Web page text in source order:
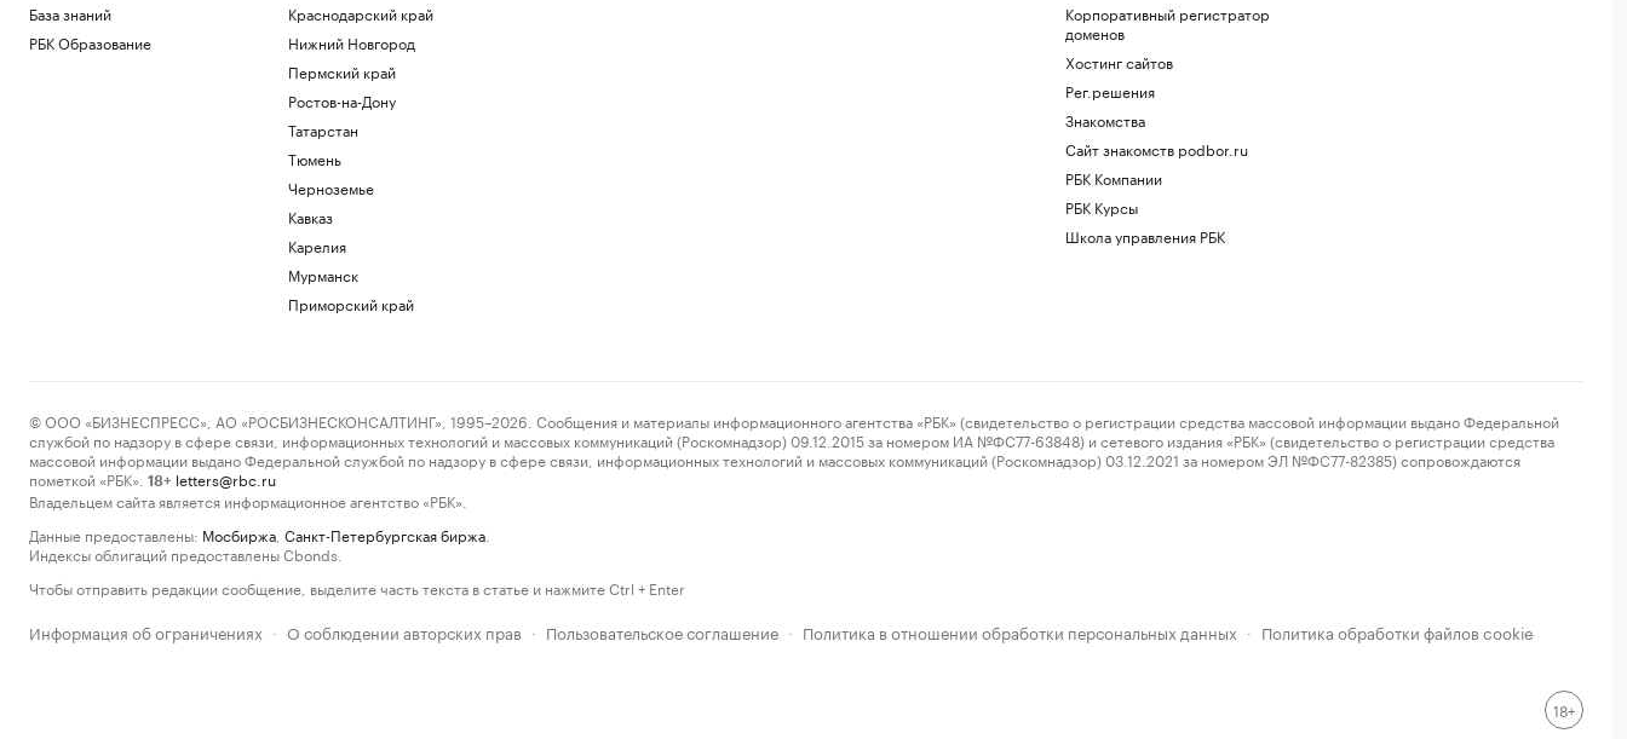
База знаний
РБК Образование
Краснодарский край
Нижний Новгород
Пермский край
Ростов-на-Дону
Татарстан
Тюмень
Черноземье
Кавказ
Карелия
Мурманск
Приморский край
Корпоративный регистратор
доменов
Хостинг сайтов
Рег.решения
Знакомства
Сайт знакомств podbor.ru
РБК Компании
РБК Курсы
Школа управления РБК
© ООО «БИЗНЕСПРЕСС», АО «РОСБИЗНЕСКОНСАЛТИНГ», 1995–2026. Сообщения и материалы информационного агентства «РБК» (свидетельство о регистрации средства массовой информации выдано Федеральной
службой по надзору в сфере связи, информационных технологий и массовых коммуникаций (Роскомнадзор) 09.12.2015 за номером ИА №ФС77-63848) и сетевого издания «РБК» (свидетельство о регистрации средства
массовой информации выдано Федеральной службой по надзору в сфере связи, информационных технологий и массовых коммуникаций (Роскомнадзор) 03.12.2021 за номером ЭЛ №ФС77-82385) сопровождаются
пометкой «РБК».
18+ letters@rbc.ru
Владельцем сайта является информационное агентство «РБК».
Данные предоставлены: Мосбиржа Санкт-Петербургская биржа
Индексы облигаций предоставлены Cbonds.
Чтобы отправить редакции сообщение, выделите часть текста в статье и нажмите Ctrl + Enter
Информация об ограничениях · О соблюдении авторских прав · Пользовательское соглашение · Политика в отношении обработки персональных данных · Политика обработки файлов cookie
18+